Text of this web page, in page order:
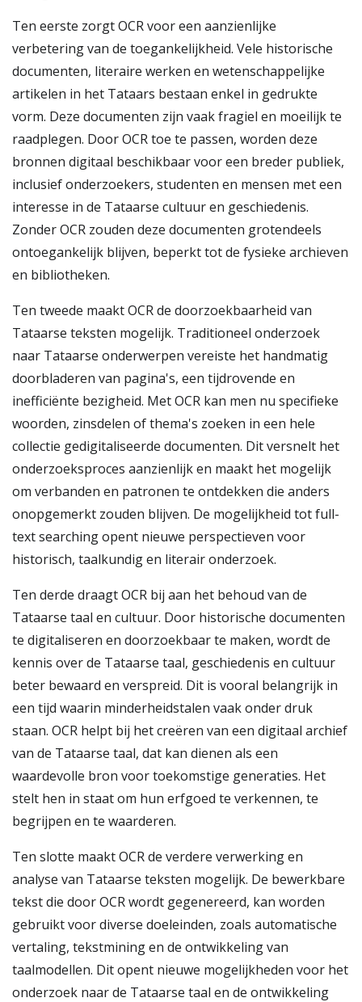
Ten eerste zorgt OCR voor een aanzienlijke
verbetering van de toegankelijkheid. Vele historische
documenten, literaire werken en wetenschappelijke
artikelen in het Tataars bestaan enkel in gedrukte
vorm. Deze documenten zijn vaak fragiel en moeilijk te
raadplegen. Door OCR toe te passen, worden deze
bronnen digitaal beschikbaar voor een breder publiek,
inclusief onderzoekers, studenten en mensen met een
interesse in de Tataarse cultuur en geschiedenis.
Zonder OCR zouden deze documenten grotendeels
ontoegankelijk blijven, beperkt tot de fysieke archieven
en bibliotheken.
Ten tweede maakt OCR de doorzoekbaarheid van
Tataarse teksten mogelijk. Traditioneel onderzoek
naar Tataarse onderwerpen vereiste het handmatig
doorbladeren van pagina's, een tijdrovende en
inefficiënte bezigheid. Met OCR kan men nu specifieke
woorden, zinsdelen of thema's zoeken in een hele
collectie gedigitaliseerde documenten. Dit versnelt het
onderzoeksproces aanzienlijk en maakt het mogelijk
om verbanden en patronen te ontdekken die anders
onopgemerkt zouden blijven. De mogelijkheid tot full-
text searching opent nieuwe perspectieven voor
historisch, taalkundig en literair onderzoek.
Ten derde draagt OCR bij aan het behoud van de
Tataarse taal en cultuur. Door historische documenten
te digitaliseren en doorzoekbaar te maken, wordt de
kennis over de Tataarse taal, geschiedenis en cultuur
beter bewaard en verspreid. Dit is vooral belangrijk in
een tijd waarin minderheidstalen vaak onder druk
staan. OCR helpt bij het creëren van een digitaal archief
van de Tataarse taal, dat kan dienen als een
waardevolle bron voor toekomstige generaties. Het
stelt hen in staat om hun erfgoed te verkennen, te
begrijpen en te waarderen.
Ten slotte maakt OCR de verdere verwerking en
analyse van Tataarse teksten mogelijk. De bewerkbare
tekst die door OCR wordt gegenereerd, kan worden
gebruikt voor diverse doeleinden, zoals automatische
vertaling, tekstmining en de ontwikkeling van
taalmodellen. Dit opent nieuwe mogelijkheden voor het
onderzoek naar de Tataarse taal en de ontwikkeling